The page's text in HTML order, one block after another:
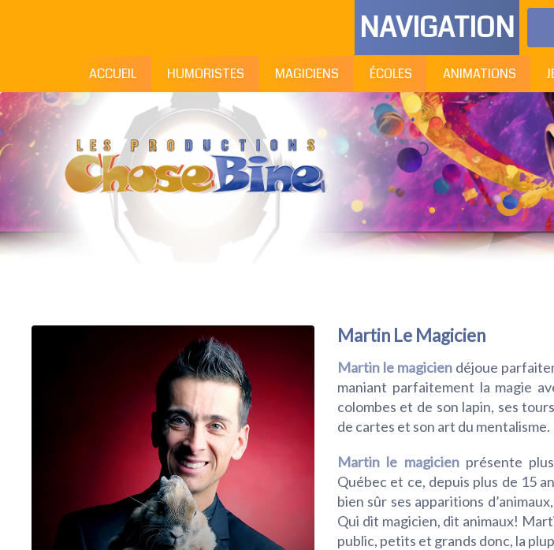
NAVIGATION
ACCUEIL HUMORISTES MAGICIENS ÉCOLES ANIMATIONS
Martin Le Magicien
Martin le magicien déjoue
maniant parfaitement la magie
colombes et de son lapin, ses
de cartes et son art du mentalisme.
Martin le magicienprésente
Québec et ce, depuis plus de 15
bien sûr ses apparitions
Qui dit magicien, dit animaux!
public, petits et grands donc, la